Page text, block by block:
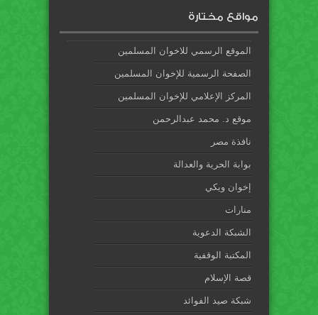
مواقع مختارة
الموقع الرسمي للاخوان المسلمين
الصفحة الرسمية للإخوان المسلمين
المركز الإعلامي للإخوان المسلمين
موقع د. محمد عبدالرحمن
نافذة مصر
بوابة الحرية والعدالة
إخوان ويكي
منارات
الشبكة الدعوية
المكتبة الوقفية
قصة الإسلام
شبكة صيد الفوائد